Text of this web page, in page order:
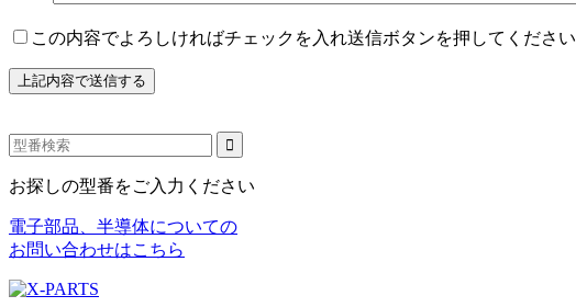
この内容でよろしければチェックを入れ送信ボタンを押してください
お探しの型番をご入力ください
電子部品、半導体についての
お問い合わせはこちら